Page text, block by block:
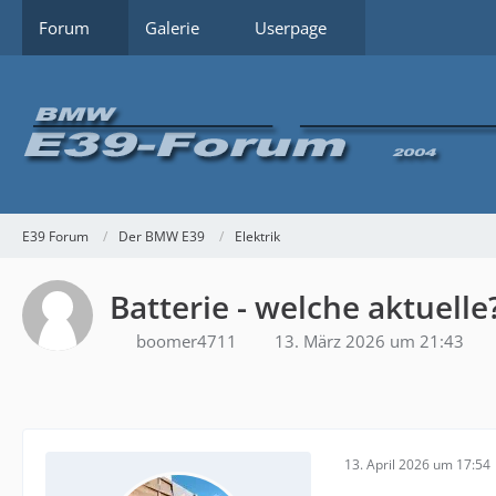
Forum Galerie Userpage
E39 Forum Der BMW E39 Elektrik
Batterie - welche
boomer4711 13. März 2026 um 21:43
13. April 2026 um 17:54